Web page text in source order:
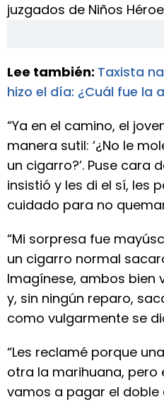
juzgados de Niños
Lee también: Taxista
hizo el día: ¿Cuál fue la
“Ya en el camino, el
manera sutil: ‘¿No le
un cigarro?’. Puse cara
insistió y les di el sí, les
cuidado para no
“Mi sorpresa fue
un cigarro normal
Imagínese, ambos bien
y, sin ningún reparo,
como vulgarmente se
“Les reclamé porque
otra la marihuana, pero
vamos a pagar el doble